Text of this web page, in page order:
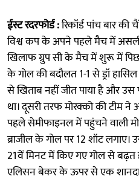
ईस्ट रदरफोर्ड :रिकॉर्ड पांच बार
विश्व कप के अपने पहले मैच में
खिलाफ ग्रुप सी के मैच में शुरू में
के गोल की बदौलत 1-1 से ड्रॉ
से खिताब नहीं जीत पाया है और
था। दूसरी तरफ मोरक्को की टीम
पहले सेमीफाइनल में पहुंचने वाली
ब्राजील के गोल पर 12 शॉट
21वें मिनट में किए गए गोल से बढ़त
एलिसन बेकर के ऊपर से एक